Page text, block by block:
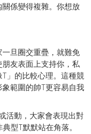
係變得複雜。你想放
旦圈交重疊，就難免
友表面上支持你，私
」的比較心理。這種競
範圍的帥T更容易自我
活動，大家會表現出對
型T默默站在角落。